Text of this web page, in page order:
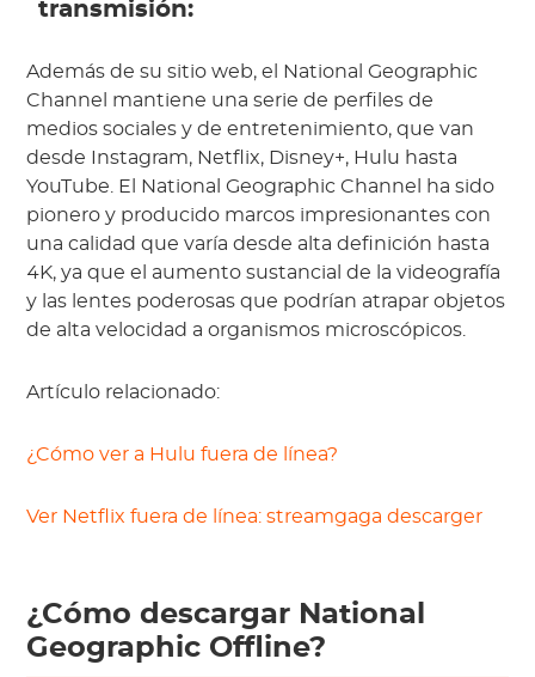
transmisión:
Además de su sitio web, el National Geographic
Channel mantiene una serie de perfiles de
medios sociales y de entretenimiento, que van
desde Instagram, Netflix, Disney+, Hulu hasta
YouTube. El National Geographic Channel ha sido
pionero y producido marcos impresionantes con
una calidad que varía desde alta definición hasta
4K, ya que el aumento sustancial de la videografía
y las lentes poderosas que podrían atrapar objetos
de alta velocidad a organismos microscópicos.
Artículo relacionado:
¿Cómo ver a Hulu fuera de línea?
Ver Netflix fuera de línea: streamgaga descarger
¿Cómo descargar National
Geographic Offline?